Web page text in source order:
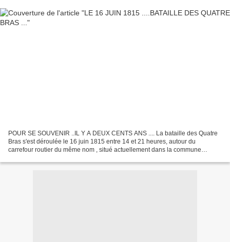
POUR SE SOUVENIR ..IL Y A DEUX CENTS ANS .... La bataille des Quatre
Bras s'est déroulée le 16 juin 1815 entre 14 et 21 heures, autour du
carrefour routier du même nom , situé actuellement dans la commune